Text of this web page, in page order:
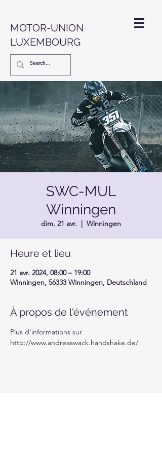
MOTOR-UNION
LUXEMBOURG
SWC-MUL
Winningen
dim. 21 avr.
  |
Winningen
Heure et lieu
21 avr. 2024, 08:00 – 19:00
Winningen, 56333 Winningen, Deutschland
À propos de l'événement
Plus d'informations sur
http://www.andreaswack.handshake.de/